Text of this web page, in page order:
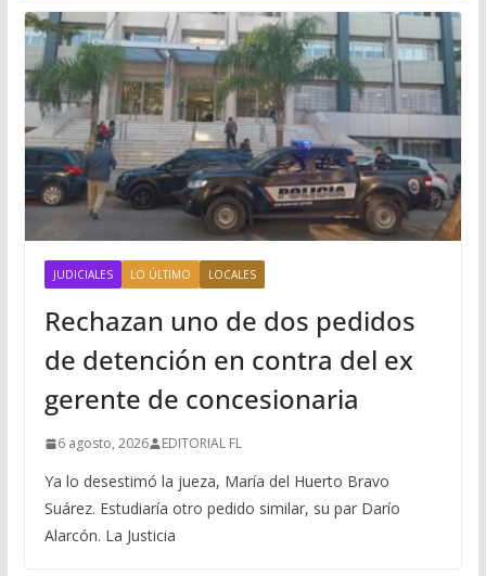
JUDICIALES LO ÚLTIMO LOCALES
Rechazan uno de dos pedidos
de detención en contra del ex
gerente de concesionaria
6 agosto, 2026 EDITORIAL FL
Ya lo desestimó la jueza, María del Huerto Bravo
Suárez. Estudiaría otro pedido similar, su par Darío
Alarcón. La Justicia